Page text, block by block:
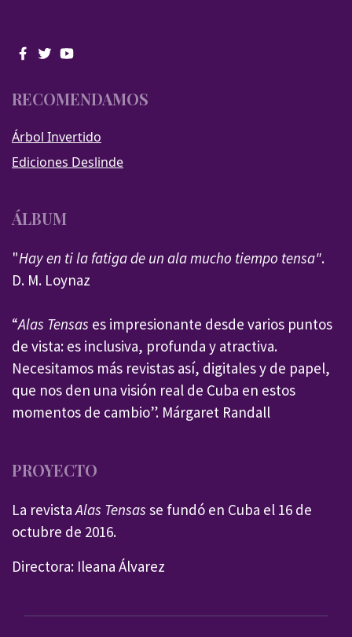
RECOMENDAMOS
Árbol Invertido
Ediciones Deslinde
ÁLBUM
"Hay en ti la fatiga de un ala mucho tiempo tensa".
D. M. Loynaz
“Alas Tensas es impresionante desde varios puntos
de vista: es inclusiva, profunda y atractiva.
Necesitamos más revistas así, digitales y de papel,
que nos den una visión real de Cuba en estos
momentos de cambio”. Márgaret Randall
PROYECTO
La revistaAlas Tensas se fundó en Cuba el 16 de
octubre de 2016.
Directora: Ileana Álvarez